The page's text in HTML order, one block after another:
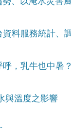
料服務統計、
，乳牛也中暑？
與溫度之影響